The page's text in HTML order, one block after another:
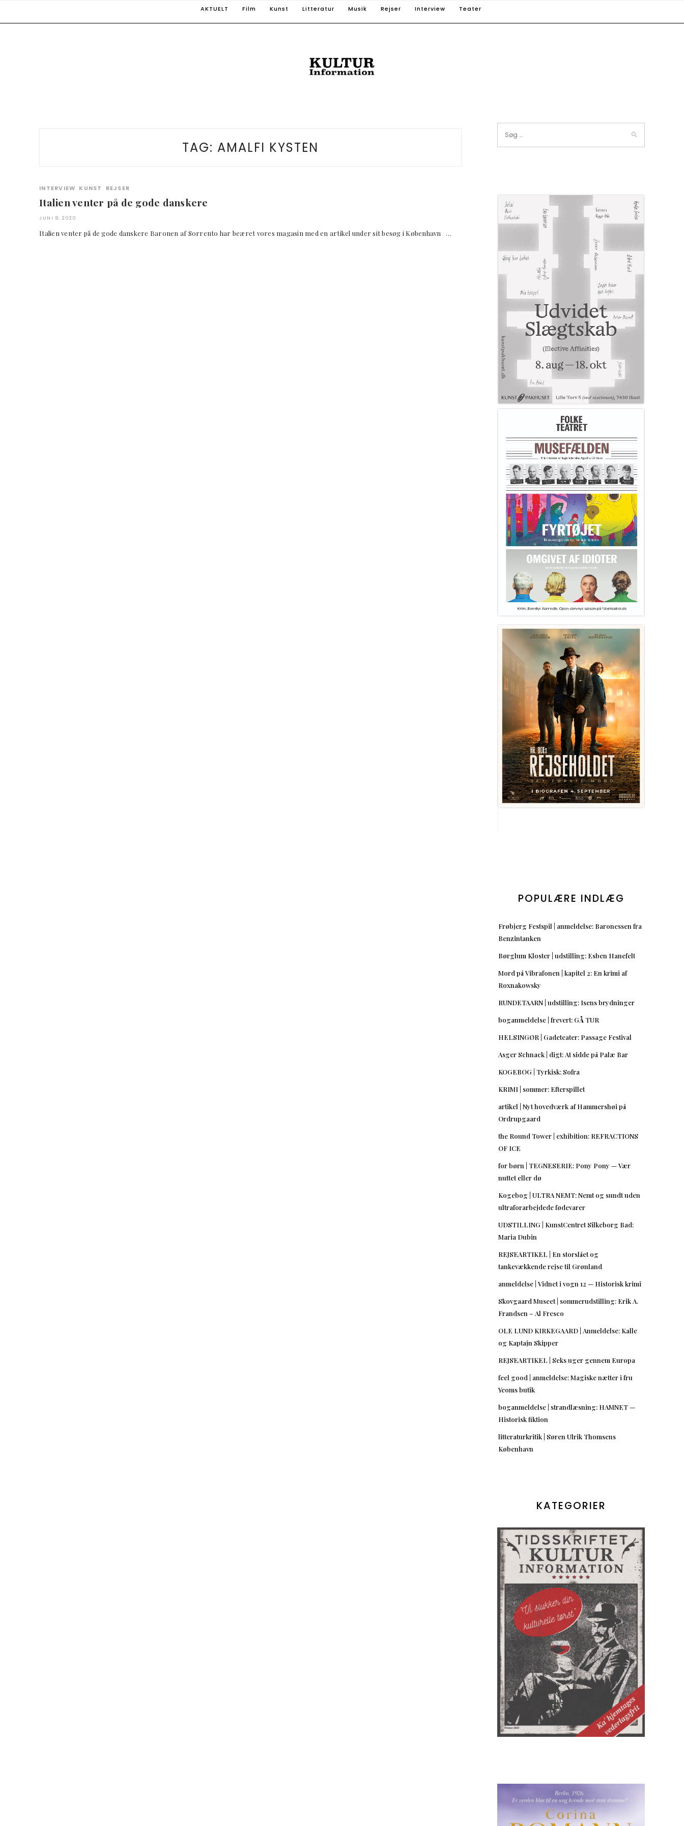
AKTUELT Film Kunst Litteratur Musik Rejser Interview Teater
TAG: AMALFI KYSTEN
INTERVIEW KUNST REJSER
Italien venter på de gode danskere
JUNI 8, 2020
Italien venter på de gode danskere Baronen af Sorrento har beæret vores magasin med en artikel under sit besøg i København …
POPULÆRE INDLÆG
Frøbjerg Festspil | anmeldelse: Baronessen fra
Benzintanken
Børglum Kloster | udstilling: Esben Hanefelt
Mord på Vibrafonen | kapitel 2: En krimi af
Roxnakowsky
RUNDETAARN | udstilling: Isens brydninger
boganmeldelse | frevert: GÅ TUR
HELSINGØR | Gadeteater: Passage Festival
Asger Schnack | digt: At sidde på Palæ Bar
KOGEBOG | Tyrkisk: Sofra
KRIMI | sommer: Efterspillet
artikel | Nyt hovedværk af Hammershøi på
Ordrupgaard
the Round Tower | exhibition: REFRACTIONS
OF ICE
for børn | TEGNESERIE: Pony Pony — Vær
nuttet eller dø
Kogebog | ULTRA NEMT: Nemt og sundt uden
ultraforarbejdede fødevarer
UDSTILLING | KunstCentret Silkeborg Bad:
Maria Dubin
REJSEARTIKEL | En storslået og
tankevækkende rejse til Grønland
anmeldelse | Vidnet i vogn 12 — Historisk krimi
Skovgaard Museet | sommerudstilling: Erik A.
Frandsen – Al Fresco
OLE LUND KIRKEGAARD | Anmeldelse: Kalle
og Kaptajn Skipper
REJSEARTIKEL | Seks uger gennem Europa
feel good | anmeldelse: Magiske nætter i fru
Yeoms butik
boganmeldelse | strandlæsning: HAMNET —
Historisk fiktion
litteraturkritik | Søren Ulrik Thomsens
København
KATEGORIER